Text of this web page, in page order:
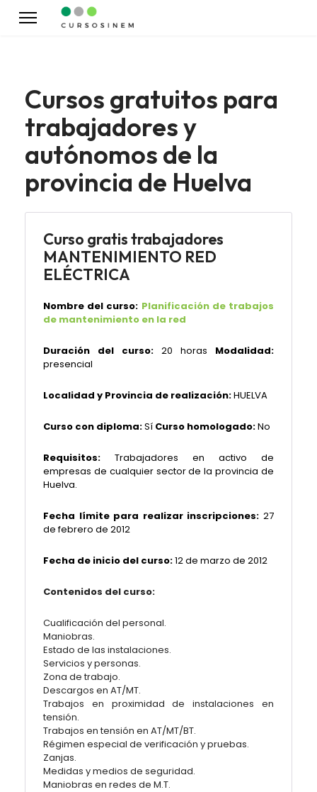
Cursos gratuitos para
trabajadores y
autónomos de la
provincia de Huelva
Curso gratis trabajadores
MANTENIMIENTO RED
ELÉCTRICA
Nombre del curso: Planificación de trabajos
de mantenimiento en la red
Duración del curso: 20 horas Modalidad:
presencial
Localidad y Provincia de realización:HUELVA
Curso con diploma:Sí Curso homologado:No
Requisitos: Trabajadores en activo de
empresas de cualquier sector de la provincia de
Huelva.
Fecha límite para realizar inscripciones: 27
de febrero de 2012
Fecha de inicio del curso:12 de marzo de 2012
Contenidos del curso:
Cualificación del personal.
Maniobras.
Estado de las instalaciones.
Servicios y personas.
Zona de trabajo.
Descargos en AT/MT.
Trabajos en proximidad de instalaciones en
tensión.
Trabajos en tensión en AT/MT/BT.
Régimen especial de verificación y pruebas.
Zanjas.
Medidas y medios de seguridad.
Maniobras en redes de M.T.